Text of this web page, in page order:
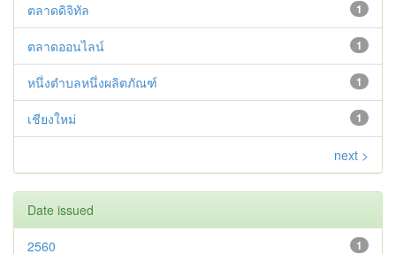
1
ตลาดดิจิทัล
1
ตลาดออนไลน์
1
หนึ่งตำบลหนึ่งผลิตภัณฑ์
1
เชียงใหม่
next >
Date issued
1
2560